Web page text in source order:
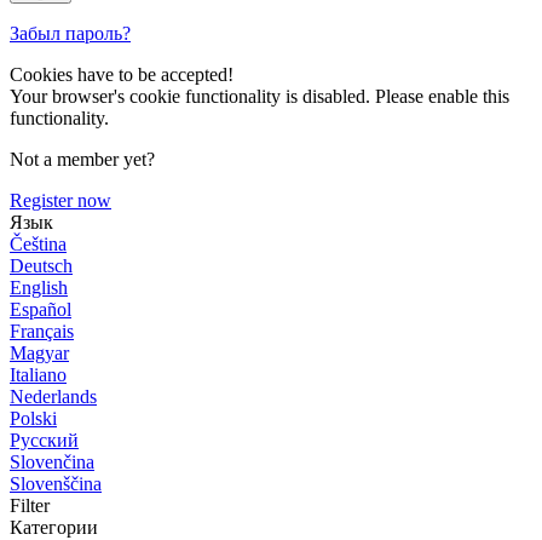
Забыл пароль?
Cookies have to be accepted!
Your browser's cookie functionality is disabled. Please enable this
functionality.
Not a member yet?
Register now
Язык
Čeština
Deutsch
English
Español
Français
Magyar
Italiano
Nederlands
Polski
Русский
Slovenčina
Slovenščina
Filter
Категории